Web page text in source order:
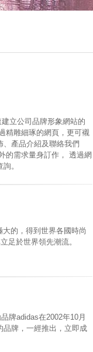
立公司品牌形象網站的
精雕細琢的網頁，更可襯
、產品介紹及聯絡我們
的需求量身訂作， 透過網
。
的，得到世界各國時尚
足於世界領先潮流。
牌adidas在2002年10月
品牌，一經推出，立即成